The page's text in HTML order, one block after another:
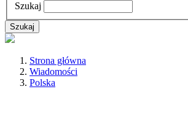
Szukaj
Strona główna
Wiadomości
Polska